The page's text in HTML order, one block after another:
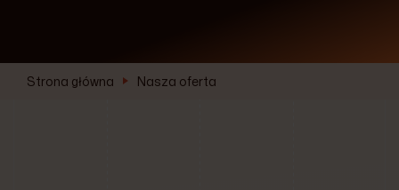
Strona główna Nasza oferta